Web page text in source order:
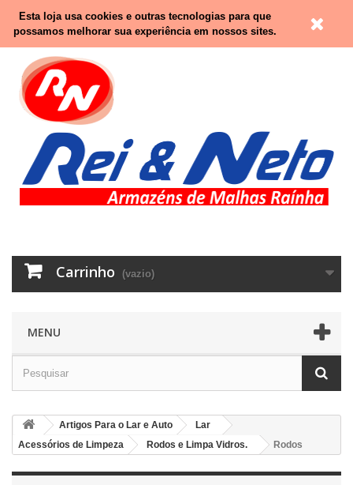
Contacte-nos
Carrinho (vazio)
MENU
Artigos Para o Lar e Auto
Lar
Acessórios de Limpeza
Rodos e Limpa Vidros. Rodos
Esta loja usa cookies e outras tecnologias para que
possamos melhorar sua experiência em nossos sites.